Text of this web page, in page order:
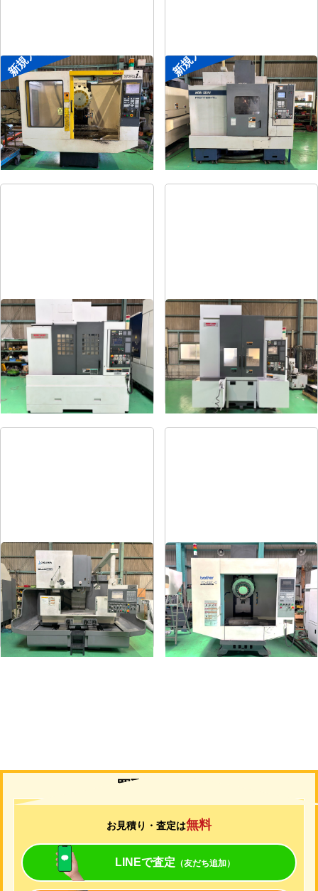
新規入荷
ドリリングセンター
メーカー ファナック
形 式α-T14iAL
年 1999
新規入荷
#4立マシニング
メーカー 森精機
形 FRONTIER-MⅡ/40
年
#5立マシニング
メーカー 森精機
形 NV5000α1A/40
年 式2008
#4立マシニング
メーカー 森精機
形 NV4000DCG
式2004
#5立マシニング
メーカー オークマ
形 式MILLAC-561V
年 式2006
タッピングセンター
メーカー ブラザー
形 式 TC-S2C-O
年 2007
買取について
お見積り・査定は無料
LINEで査定 （友だち追加）